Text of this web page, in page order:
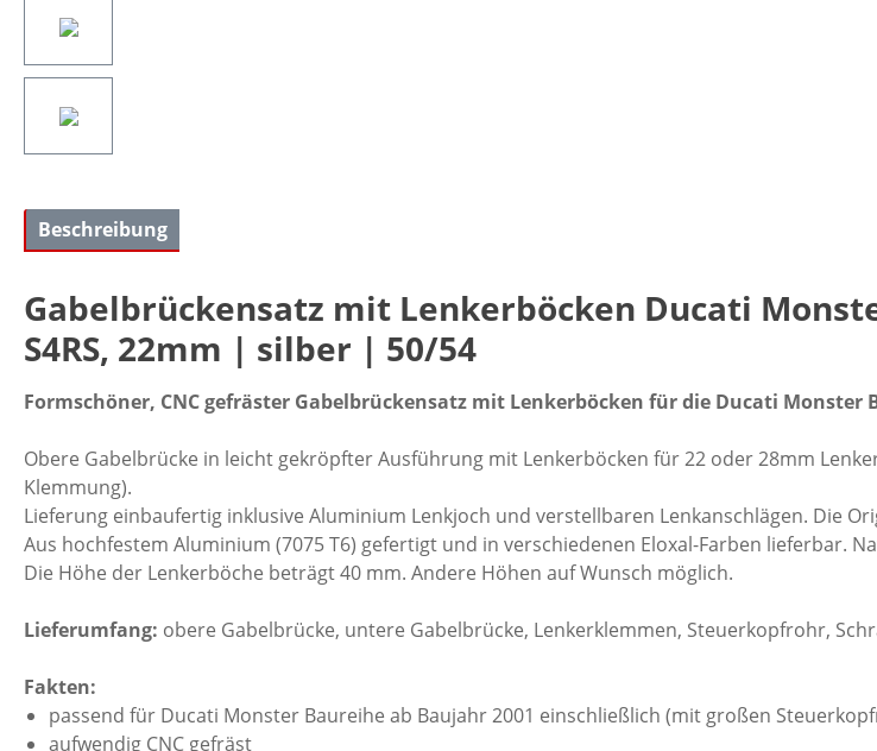
Beschreibung
Gabelbrückensatz mit Lenkerböcken Ducati Monster
S4RS, 22mm | silber | 50/54
Formschöner, CNC gefräster Gabelbrückensatz mit Lenkerböcken für die Ducati Monster
Obere Gabelbrücke in leicht gekröpfter Ausführung mit Lenkerböcken für 22 oder 28mm
Klemmung).
Lieferung einbaufertig inklusive Aluminium Lenkjoch und verstellbaren Lenkanschlägen. Die
Aus hochfestem Aluminium (7075 T6) gefertigt und in verschiedenen Eloxal-Farben lieferbar.
Die Höhe der Lenkerböche beträgt 40 mm. Andere Höhen auf Wunsch möglich.
Lieferumfang: obere Gabelbrücke, untere Gabelbrücke, Lenkerklemmen, Steuerkopfrohr,
Fakten:
passend für Ducati Monster Baureihe ab Baujahr 2001 einschließlich (mit großen
aufwendig CNC gefräst